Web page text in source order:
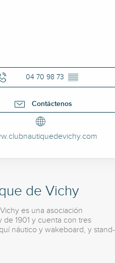
04 70 98 73 ▒▒
Contáctenos
de Vichy
es una asociación
de 1901 y cuenta con tres
náutico y wakeboard, y stand-